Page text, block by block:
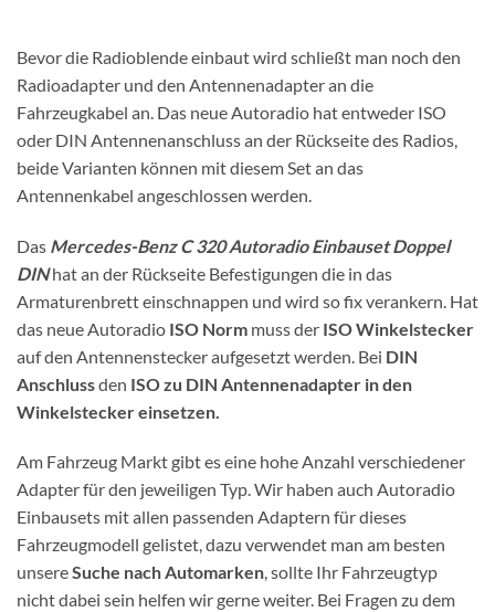
Bevor die Radioblende einbaut wird schließt man noch den
Radioadapter und den Antennenadapter an die
Fahrzeugkabel an. Das neue Autoradio hat entweder ISO
oder DIN Antennenanschluss an der Rückseite des Radios,
beide Varianten können mit diesem Set an das
Antennenkabel angeschlossen werden.
Das Mercedes-Benz C 320 Autoradio Einbauset Doppel
DINhat an der Rückseite Befestigungen die in das
Armaturenbrett einschnappen und wird so fix verankern. Hat
das neue Autoradio ISO Norm muss der ISO Winkelstecker
auf den Antennenstecker aufgesetzt werden. Bei DIN
Anschlussden ISO zu DIN Antennenadapter in den
Winkelstecker einsetzen.
Am Fahrzeug Markt gibt es eine hohe Anzahl verschiedener
Adapter für den jeweiligen Typ. Wir haben auch Autoradio
Einbausets mit allen passenden Adaptern für dieses
Fahrzeugmodell gelistet, dazu verwendet man am besten
unsereSuche nach Automarken, sollte Ihr Fahrzeugtyp
nicht dabei sein helfen wir gerne weiter. Bei Fragen zu dem